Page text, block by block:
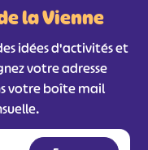
la Vienne
idées d'activités et
votre adresse
votre boîte mail